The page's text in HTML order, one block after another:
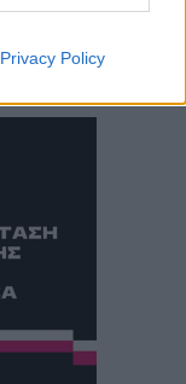
Privacy Policy